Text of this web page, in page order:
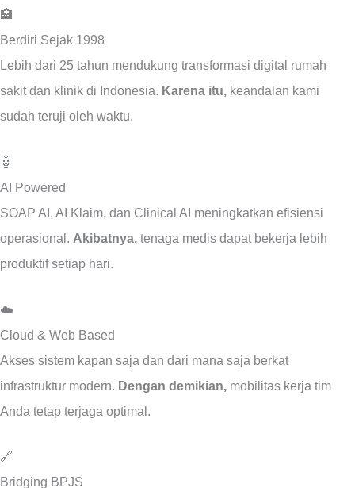
🏥
Berdiri Sejak 1998
Lebih dari 25 tahun mendukung transformasi digital rumah
sakit dan klinik di Indonesia. Karena itu, keandalan kami
sudah teruji oleh waktu.
🤖
AI Powered
SOAP AI, AI Klaim, dan Clinical AI meningkatkan efisiensi
operasional. Akibatnya, tenaga medis dapat bekerja lebih
produktif setiap hari.
☁️
Cloud & Web Based
Akses sistem kapan saja dan dari mana saja berkat
infrastruktur modern. Dengan demikian, mobilitas kerja tim
Anda tetap terjaga optimal.
🔗
Bridging BPJS